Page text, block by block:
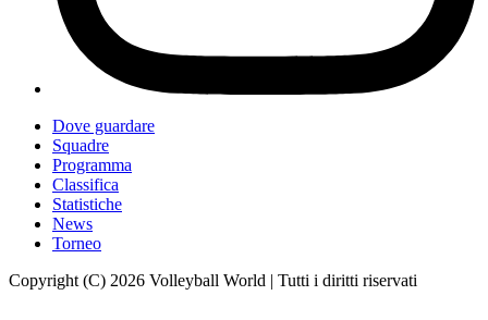
Dove guardare
Squadre
Programma
Classifica
Statistiche
News
Torneo
Copyright (C) 2026 Volleyball World | Tutti i diritti riservati